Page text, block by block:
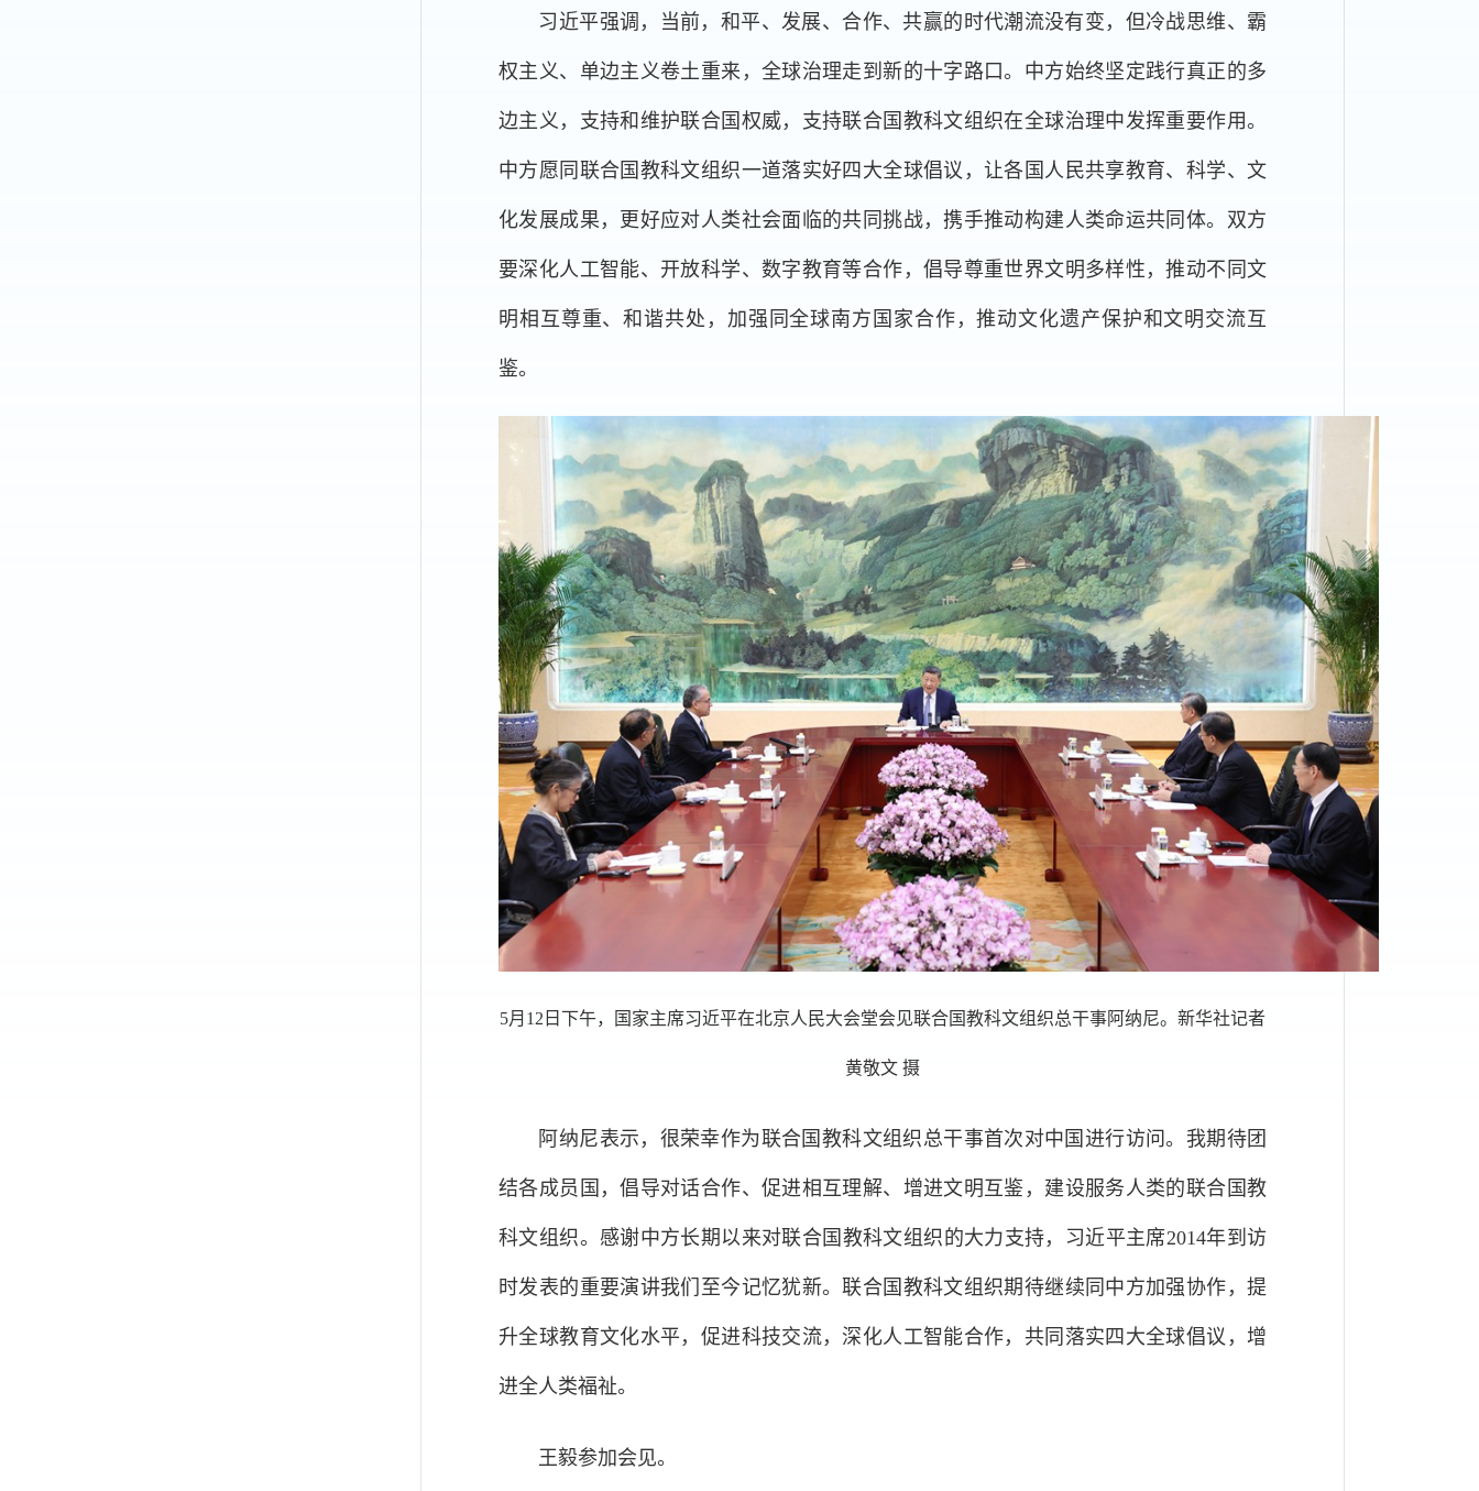
习近平强调，当前，和平、发展、合作、共赢的时代潮流没有变，但冷战思维、霸
权主义、单边主义卷土重来，全球治理走到新的十字路口。中方始终坚定践行真正的多
边主义，支持和维护联合国权威，支持联合国教科文组织在全球治理中发挥重要作用。
中方愿同联合国教科文组织一道落实好四大全球倡议，让各国人民共享教育、科学、文
化发展成果，更好应对人类社会面临的共同挑战，携手推动构建人类命运共同体。双方
要深化人工智能、开放科学、数字教育等合作，倡导尊重世界文明多样性，推动不同文
明相互尊重、和谐共处，加强同全球南方国家合作，推动文化遗产保护和文明交流互
鉴。
5月12日下午，国家主席习近平在北京人民大会堂会见联合国教科文组织总干事阿纳尼。新华社记者
黄敬文 摄
阿纳尼表示，很荣幸作为联合国教科文组织总干事首次对中国进行访问。我期待团
结各成员国，倡导对话合作、促进相互理解、增进文明互鉴，建设服务人类的联合国教
科文组织。感谢中方长期以来对联合国教科文组织的大力支持，习近平主席2014年到访
时发表的重要演讲我们至今记忆犹新。联合国教科文组织期待继续同中方加强协作，提
升全球教育文化水平，促进科技交流，深化人工智能合作，共同落实四大全球倡议，增
进全人类福祉。
王毅参加会见。